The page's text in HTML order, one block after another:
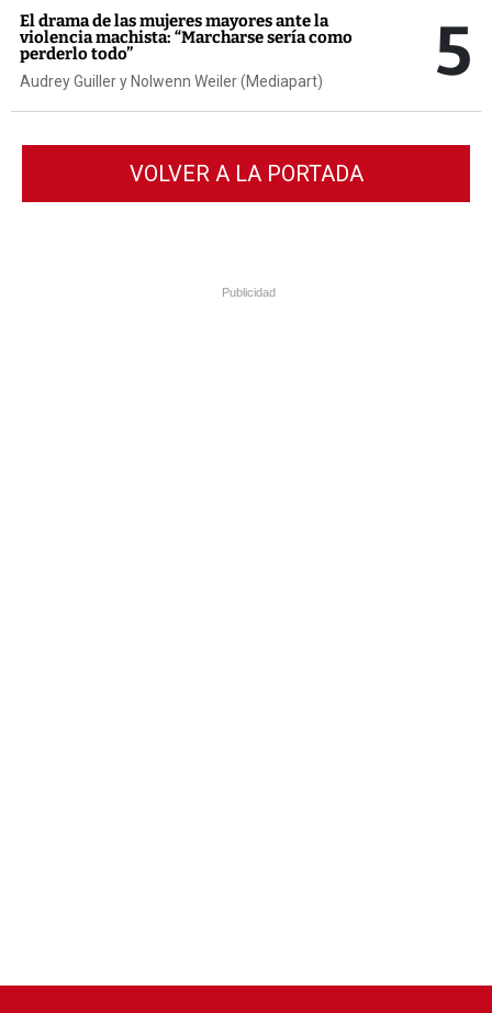
El drama de las mujeres mayores ante la
violencia machista: “Marcharse sería como
perderlo todo”
Audrey Guiller y Nolwenn Weiler (Mediapart) 5
VOLVER A LA PORTADA
Publicidad